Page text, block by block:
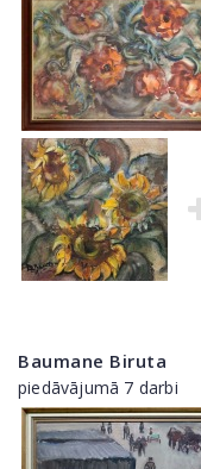
Baumane Biruta
piedāvājumā 7 darbi